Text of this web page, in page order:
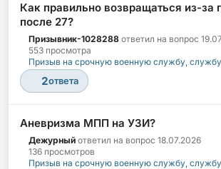
Как правильно возвращаться из-за
после 27?
Призывник-1028288 ответил на вопрос
553 просмотра
Призыв на срочную военную службу,
2ответа
Аневризма МПП на УЗИ?
Дежурный ответил на вопрос 18.07.2026
136 просмотров
Призыв на срочную военную службу,